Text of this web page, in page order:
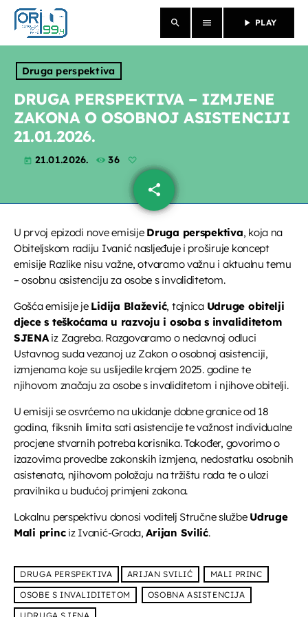
search menu play_arrow PLAY
close
O NAMA
VIJESTI
EMISIJE
UPRAVO ETERU
Glazbeni blok
13:00 - 15:30 more_vert
Glazbeni blok
Opustite se uz odabrane glazbene hitove između
domaće i strane pjesme koje prate vaše svakodnevne
trenutke
close
Melodija dana
15:30 - 15:35
Druga perspektiva
DRUGA PERSPEKTIVA – IZMJENE
ZAKONA O OSOBNOJ ASISTENCIJI
21.01.2026.
today 21.01.2026. 36
share
email
U prvoj epizodi nove emisije Druga perspektiva, koja na
Obiteljskom radiju Ivanić nasljeđuje i proširuje koncept
emisije Razlike nisu važne, otvaramo važnu i aktualnu temu
– osobnu asistenciju za osobe s invaliditetom.
Gošća emisije je Lidija Blažević, tajnica Udruge obitelji
djece s teškoćama u razvoju i osoba s invaliditetom
SJENAiz Zagreba. Razgovaramo o nedavnoj odluci
Ustavnog suda vezanoj uz Zakon o osobnoj asistenciji,
izmjenama koje su uslijedile krajem 2025. godine te
njihovom značaju za osobe s invaliditetom i njihove obitelji.
U emisiji se osvrćemo na ukidanje dobne granice od 18
godina, fiksnih limita sati asistencije te važnost individualne
procjene stvarnih potreba korisnika. Također, govorimo o
izazovima provedbe zakonskih izmjena, nedostatku osobnih
asistenata, njihovom položaju na tržištu rada te o ulozi
pravilnika u budućoj primjeni zakona.
Lokalnu perspektivu donosi voditelj Stručne službe Udruge
Mali princiz Ivanić-Grada,Arijan Svilić.
DRUGA PERSPEKTIVA ARIJAN SVILIĆ
MALI PRINC
OSOBE S INVALIDITETOM
OSOBNA ASISTENCIJA